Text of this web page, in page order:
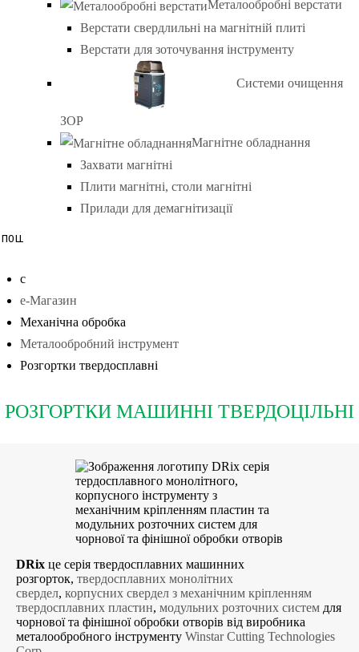
Металообробні верстати
Верстати свердлильні на магнітній плиті
Верстати для зоточування інструменту
Системи очищення
ЗОР
Магнітне обладнання
Захвати магнітні
Плити магнітні, столи магнітні
Прилади для демагнітизації
е-Магазин
Механічна обробка
Металообробний інструмент
Розгортки твердосплавні
РОЗГОРТКИ МАШИННІ ТВЕРДОЦІЛЬНІ
DRix це серія твердосплавних машинних
розгорток, твердосплавних монолітних
свердел, корпусних свердел з механічним кріпленням
твердосплавних пластин, модульних розточних систем для
чорнової та фінішної обробки отворів від виробника
металообробного інструменту Winstar Cutting Technologies